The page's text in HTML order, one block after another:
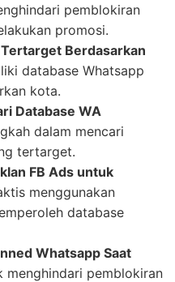
pemblokiran
promosi.
Berdasarkan
database Whatsapp
kota.
Database WA
dalam mencari
tertarget.
FB Ads untuk
menggunakan
database
Whatsapp Saat
menghindari pemblokiran